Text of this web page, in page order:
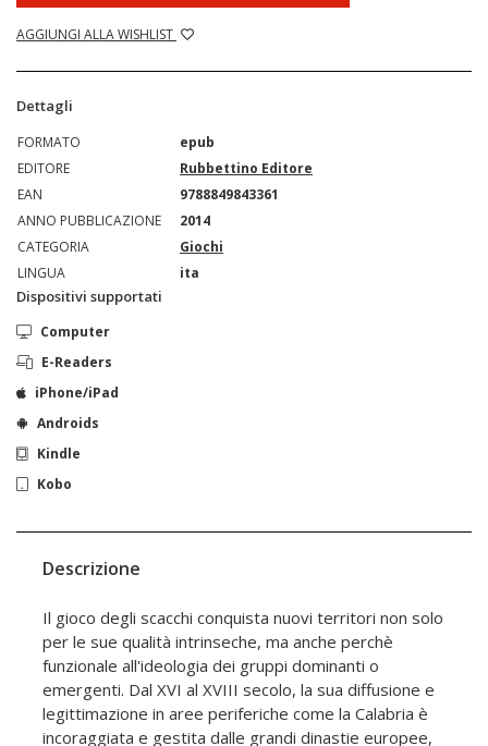
AGGIUNGI ALLA WISHLIST
Dettagli
FORMATO
epub
EDITORE
Rubbettino Editore
EAN
9788849843361
ANNO PUBBLICAZIONE
2014
CATEGORIA
Giochi
LINGUA
ita
Dispositivi supportati
Computer
E-Readers
iPhone/iPad
Androids
Kindle
Kobo
Descrizione
Il gioco degli scacchi conquista nuovi territori non solo
per le sue qualità intrinseche, ma anche perchè
funzionale all'ideologia dei gruppi dominanti o
emergenti. Dal XVI al XVIII secolo, la sua diffusione e
legittimazione in aree periferiche come la Calabria è
incoraggiata e gestita dalle grandi dinastie europee,